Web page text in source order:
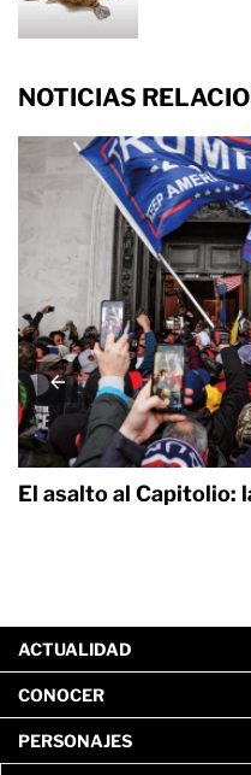
NOTICIAS
El asalto al Capitolio:
ACTUALIDAD
CONOCER
PERSONAJES